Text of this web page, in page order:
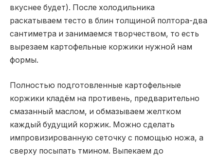
вкуснее будет). После холодильника
раскатываем тесто в блин толщиной полтора-два
сантиметра и занимаемся творчеством, то есть
вырезаем картофельные коржики нужной нам
формы.
Полностью подготовленные картофельные
коржики кладём на противень, предварительно
смазанный маслом, и обмазываем желтком
каждый будущий коржик. Можно сделать
импровизированную сеточку с помощью ножа, а
сверху посыпать тмином. Выпекаем до